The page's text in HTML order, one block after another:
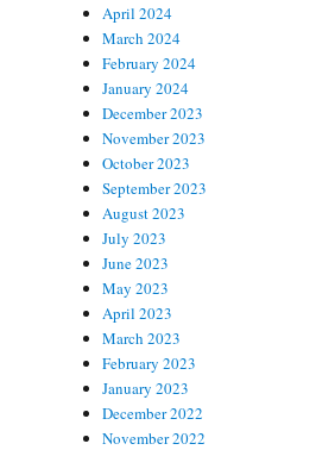
April 2024
March 2024
February 2024
January 2024
December 2023
November 2023
October 2023
September 2023
August 2023
July 2023
June 2023
May 2023
April 2023
March 2023
February 2023
January 2023
December 2022
November 2022